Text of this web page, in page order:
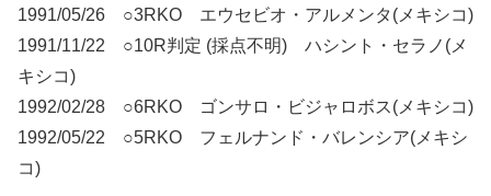
1991/05/26 ○3RKO エウセビオ・アルメンタ(メキシコ)
1991/11/22 ○10R判定 (採点不明) ハシント・セラノ(メ
キシコ)
1992/02/28 ○6RKO ゴンサロ・ビジャロボス(メキシコ)
1992/05/22 ○5RKO フェルナンド・バレンシア(メキシ
コ)